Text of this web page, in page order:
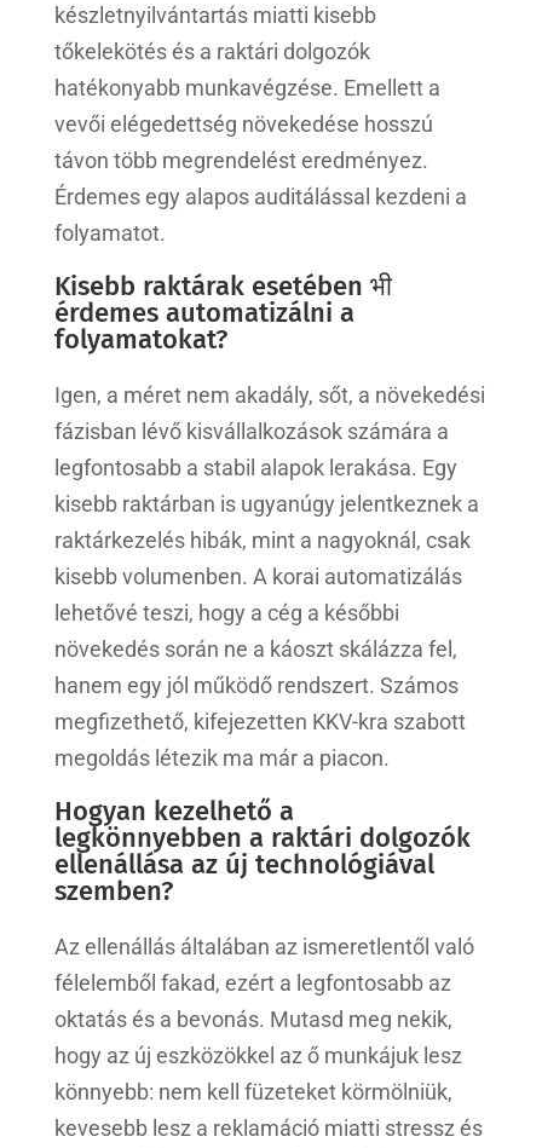
készletnyilvántartás miatti kisebb
tőkelekötés és a raktári dolgozók
hatékonyabb munkavégzése. Emellett a
vevői elégedettség növekedése hosszú
távon több megrendelést eredményez.
Érdemes egy alapos auditálással kezdeni a
folyamatot.
Kisebb raktárak esetében भी
érdemes automatizálni a
folyamatokat?
Igen, a méret nem akadály, sőt, a növekedési
fázisban lévő kisvállalkozások számára a
legfontosabb a stabil alapok lerakása. Egy
kisebb raktárban is ugyanúgy jelentkeznek a
raktárkezelés hibák, mint a nagyoknál, csak
kisebb volumenben. A korai automatizálás
lehetővé teszi, hogy a cég a későbbi
növekedés során ne a káoszt skálázza fel,
hanem egy jól működő rendszert. Számos
megfizethető, kifejezetten KKV-kra szabott
megoldás létezik ma már a piacon.
Hogyan kezelhető a
legkönnyebben a raktári dolgozók
ellenállása az új technológiával
szemben?
Az ellenállás általában az ismeretlentől való
félelemből fakad, ezért a legfontosabb az
oktatás és a bevonás. Mutasd meg nekik,
hogy az új eszközökkel az ő munkájuk lesz
könnyebb: nem kell füzeteket körmölniük,
kevesebb lesz a reklamáció miatti stressz és